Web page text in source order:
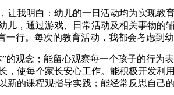
让我明白：幼儿的一日活动均为实现
儿，通过游戏、日常活动及相关事物
行。每次的教育活动，我都会考虑到
观念；能留心观察每一个孩子的行
使每个家长安心工作。能积极开发
的课程观指导实践；能经常反思自己